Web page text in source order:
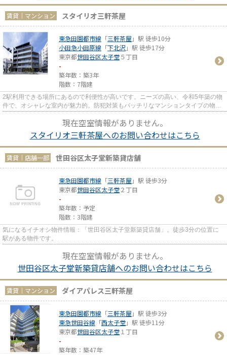
賃貸｜マンション スタイリオ三軒茶屋
東急田園都市線 「三軒茶屋 」駅 徒歩10分
小田急小田原線 「下北沢 」駅 徒歩17分
東京都世田谷区太子堂５丁目
-
築年数：築3年
階数：7階建
2駅利用できる場所にあるので利便性が高いです。ニーズの高い、令和5年築の物
件で、オシャレな室内が魅力的。防犯対策もバッチリなマンションタイプの物件
現在空室情報がありません。
スタイリオ三軒茶屋へのお問い合わせはこちら
賃貸｜店舗一部 世田谷区太子堂新築貸店舗
東急田園都市線 「三軒茶屋 」駅 徒歩3分
東京都世田谷区太子堂２丁目
-
築年数：予定
階数：3階建
気になるイチオシ物件情報：「世田谷区太子堂新築貸店舗」。徒歩3分の位置に
駅がある物件です。
現在空室情報がありません。
世田谷区太子堂新築貸店舗へのお問い合わせはこちら
賃貸｜マンション ダイアパレス三軒茶屋
東急田園都市線 「三軒茶屋 」駅 徒歩3分
東急世田谷線 「西太子堂」駅 徒歩11分
東京都世田谷区太子堂１丁目
-
築年数：築47年